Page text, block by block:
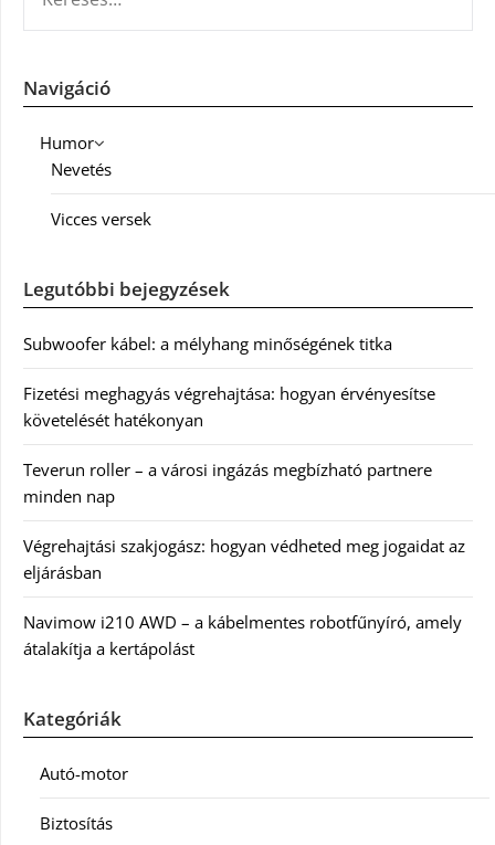
Navigáció
Humor
Nevetés
Vicces versek
Legutóbbi bejegyzések
Subwoofer kábel: a mélyhang minőségének titka
Fizetési meghagyás végrehajtása: hogyan érvényesítse
követelését hatékonyan
Teverun roller – a városi ingázás megbízható partnere
minden nap
Végrehajtási szakjogász: hogyan védheted meg jogaidat az
eljárásban
Navimow i210 AWD – a kábelmentes robotfűnyíró, amely
átalakítja a kertápolást
Kategóriák
Autó-motor
Biztosítás